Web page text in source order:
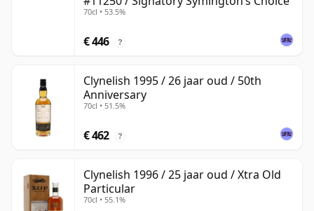
70cl • 53.5%
€ 446 ?
Clynelish 1995 / 26 jaar oud / 50th
Anniversary
70cl • 51.5%
€ 462 ?
Clynelish 1996 / 25 jaar oud / Xtra Old
Particular
70cl • 55.1%